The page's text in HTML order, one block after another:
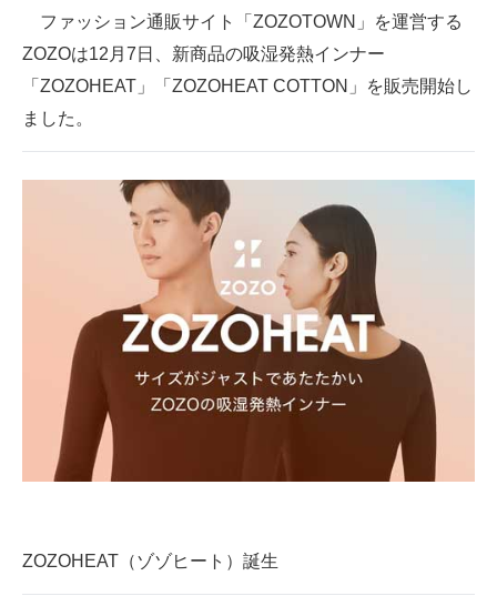
注目記事を集めた総合ページ
ITの今と未来を見通す
スマホと通信の最新トレンド
好きが集まる 比べて選べる
ビジネスと働き方のヒント
AI活用のいまが分かる
企業ITのトレンドを詳説
経営リーダーのコミュニティ
マーケ×ITの今がよく分かる
企業向けIT製品の総合サイト
ファッション通販サイト「ZOZOTOWN」を運営する
ZOZOは12月7日、新商品の吸湿発熱インナー
「ZOZOHEAT」「ZOZOHEAT COTTON」を販売開始し
ました。
ZOZOHEAT（ゾゾヒート）誕生